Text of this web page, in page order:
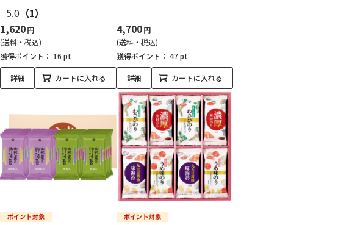
5.0 （1）
1,620円
(送料・税込)
獲得ポイント： 16 pt
詳細 カートに入れる
4,700円
(送料・税込)
獲得ポイント： 47 pt
詳細 カートに入れる